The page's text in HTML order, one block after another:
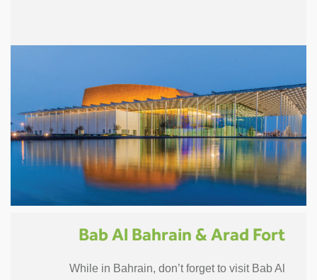
Bab Al Bahrain & Arad Fort
While in Bahrain, don’t forget to visit Bab Al